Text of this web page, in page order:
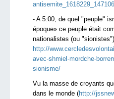
- A 5:00, de quel "peuple"
époque» ce peuple était
nationalistes (ou
http://
avec-shmiel-mordche-
sionisme/
Vu la masse de croyants
dans le monde (http://